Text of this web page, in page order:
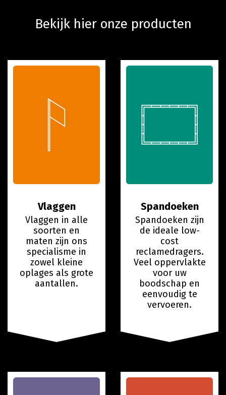
Bekijk hier onze producten
Vlaggen
Vlaggen in alle
soorten en
maten zijn ons
specialisme in
zowel kleine
oplages als grote
aantallen.
Spandoeken
Spandoeken zijn
de ideale low-
cost
reclamedragers.
Veel oppervlakte
voor uw
boodschap en
eenvoudig te
vervoeren.